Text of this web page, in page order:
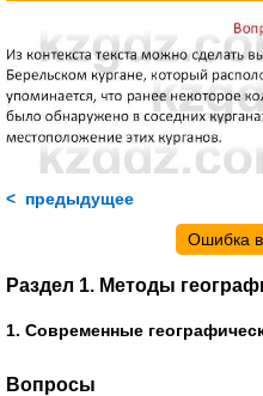
< предыдущее
Ошибка
Раздел 1. Методы
1. Современные
Вопросы